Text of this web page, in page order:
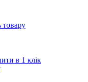
товару
в 1 клік